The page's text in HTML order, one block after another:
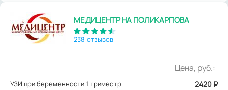
МЕДИЦЕНТР НА ПОЛИКАРПОВА
238 отзывов
Цена, руб.:
УЗИ при беременности 1 триместр 2420 ₽